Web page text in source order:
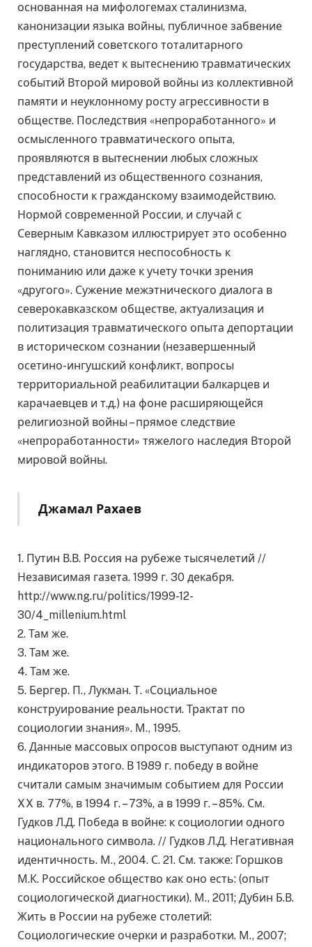
основанная на мифологемах сталинизма,
канонизации языка войны, публичное забвение
преступлений советского тоталитарного
государства, ведет к вытеснению травматических
событий Второй мировой войны из коллективной
памяти и неуклонному росту агрессивности в
обществе. Последствия «непроработанного» и
осмысленного травматического опыта,
проявляются в вытеснении любых сложных
представлений из общественного сознания,
способности к гражданскому взаимодействию.
Нормой современной России, и случай с
Северным Кавказом иллюстрирует это особенно
наглядно, становится неспособность к
пониманию или даже к учету точки зрения
«другого». Сужение межэтнического диалога в
северокавказском обществе, актуализация и
политизация травматического опыта депортации
в историческом сознании (незавершенный
осетино-ингушский конфликт, вопросы
территориальной реабилитации балкарцев и
карачаевцев и т.д.) на фоне расширяющейся
религиозной войны – прямое следствие
«непроработанности» тяжелого наследия Второй
мировой войны.
Джамал Рахаев
1. Путин В.В. Россия на рубеже тысячелетий //
Независимая газета. 1999 г. 30 декабря.
http://www.ng.ru/politics/1999-12-
30/4_millenium.html
2. Там же.
3. Там же.
4. Там же.
5. Бергер. П., Лукман. Т. «Социальное
конструирование реальности. Трактат по
социологии знания». М., 1995.
6. Данные массовых опросов выступают одним из
индикаторов этого. В 1989 г. победу в войне
считали самым значимым событием для России
XX в. 77%, в 1994 г. – 73%, а в 1999 г. – 85%. См.
Гудков Л.Д. Победа в войне: к социологии одного
национального символа. // Гудков Л.Д. Негативная
идентичность. М., 2004. С. 21. См. также: Горшков
М.К. Российское общество как оно есть: (опыт
социологической диагностики). М., 2011; Дубин Б.В.
Жить в России на рубеже столетий:
Социологические очерки и разработки. М., 2007;